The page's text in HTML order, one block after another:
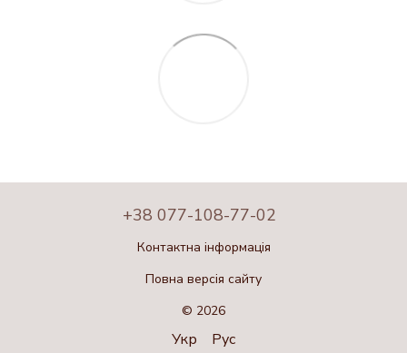
+38 077-108-77-02
Контактна інформація
Повна версія сайту
© 2026
Укр Рус